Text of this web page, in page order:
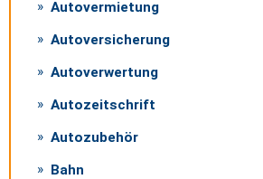
Autovermietung
Autoversicherung
Autoverwertung
Autozeitschrift
Autozubehör
Bahn